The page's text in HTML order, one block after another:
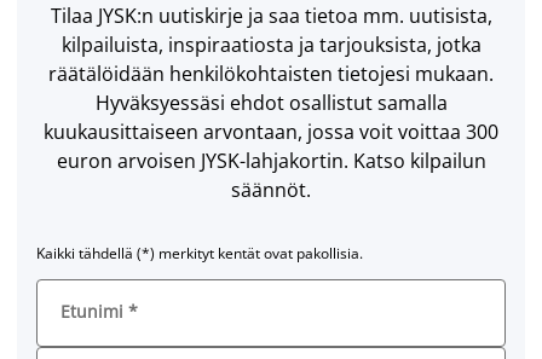
Tilaa JYSK:n uutiskirje ja saa tietoa mm. uutisista,
kilpailuista, inspiraatiosta ja tarjouksista, jotka
räätälöidään henkilökohtaisten tietojesi mukaan.
Hyväksyessäsi ehdot osallistut samalla
kuukausittaiseen arvontaan, jossa voit voittaa 300
euron arvoisen JYSK-lahjakortin. Katso kilpailun
säännöt.
Kaikki tähdellä (*) merkityt kentät ovat pakollisia.
Etunimi *